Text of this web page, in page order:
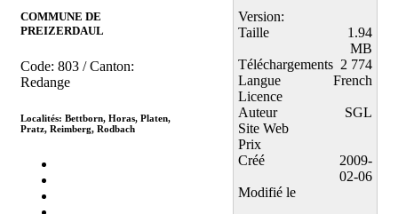
COMMUNE DE
PREIZERDAUL
Code: 803 / Canton:
Redange
Localités: Bettborn, Horas, Platen,
Pratz, Reimberg, Rodbach
Version:
Taille
1.94
MB
Téléchargements 2 774
Langue
French
Licence
Auteur
SGL
Site Web
Prix
Créé
2009-
02-06
Modifié le